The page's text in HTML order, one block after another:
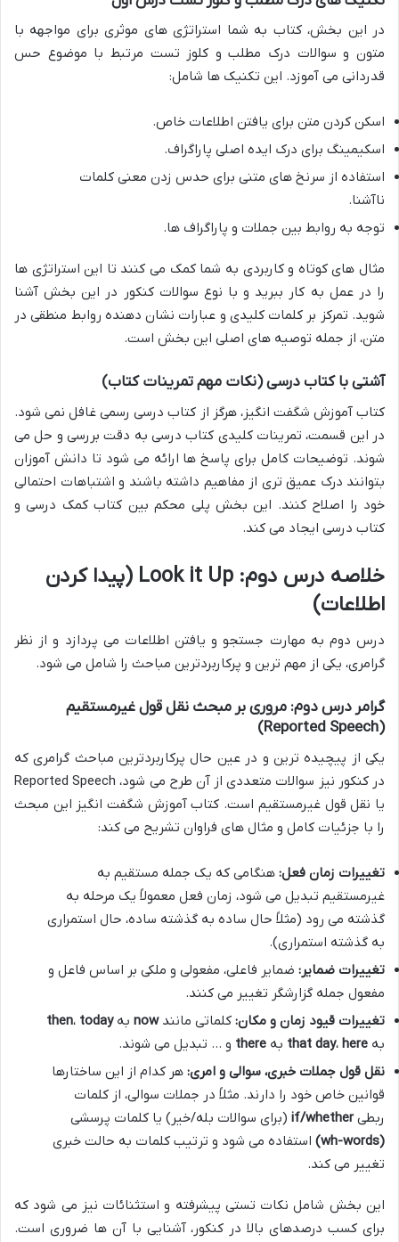
در این بخش، کتاب به شما استراتژی های موثری برای مواجهه با
متون و سوالات درک مطلب و کلوز تست مرتبط با موضوع حس
قدردانی می آموزد. این تکنیک ها شامل:
اسکن کردن متن برای یافتن اطلاعات خاص.
اسکیمینگ برای درک ایده اصلی پاراگراف.
استفاده از سرنخ های متنی برای حدس زدن معنی کلمات
ناآشنا.
توجه به روابط بین جملات و پاراگراف ها.
مثال های کوتاه و کاربردی به شما کمک می کنند تا این استراتژی ها
را در عمل به کار ببرید و با نوع سوالات کنکور در این بخش آشنا
شوید. تمرکز بر کلمات کلیدی و عبارات نشان دهنده روابط منطقی در
متن، از جمله توصیه های اصلی این بخش است.
آشتی با کتاب درسی (نکات مهم تمرینات کتاب)
کتاب آموزش شگفت انگیز، هرگز از کتاب درسی رسمی غافل نمی شود.
در این قسمت، تمرینات کلیدی کتاب درسی به دقت بررسی و حل می
شوند. توضیحات کامل برای پاسخ ها ارائه می شود تا دانش آموزان
بتوانند درک عمیق تری از مفاهیم داشته باشند و اشتباهات احتمالی
خود را اصلاح کنند. این بخش پلی محکم بین کتاب کمک درسی و
کتاب درسی ایجاد می کند.
خلاصه درس دوم: Look it Up (پیدا کردن
اطلاعات)
درس دوم به مهارت جستجو و یافتن اطلاعات می پردازد و از نظر
گرامری، یکی از مهم ترین و پرکاربردترین مباحث را شامل می شود.
گرامر درس دوم: مروری بر مبحث نقل قول غیرمستقیم
(Reported Speech)
یکی از پیچیده ترین و در عین حال پرکاربردترین مباحث گرامری که
در کنکور نیز سوالات متعددی از آن طرح می شود، Reported Speech
یا نقل قول غیرمستقیم است. کتاب آموزش شگفت انگیز این مبحث
را با جزئیات کامل و مثال های فراوان تشریح می کند:
تغییرات زمان فعل: هنگامی که یک جمله مستقیم به
غیرمستقیم تبدیل می شود، زمان فعل معمولاً یک مرحله به
گذشته می رود (مثلاً حال ساده به گذشته ساده، حال استمراری
به گذشته استمراری).
تغییرات ضمایر: ضمایر فاعلی، مفعولی و ملکی بر اساس فاعل و
مفعول جمله گزارشگر تغییر می کنند.
تغییرات قیود زمان و مکان: کلماتی مانندnow به then، today
به
that day، here به there و … تبدیل می شوند.
نقل قول جملات خبری، سوالی و امری: هر کدام از این ساختارها
قوانین خاص خود را دارند. مثلاً در جملات سوالی، از کلمات
ربطیif/whether (برای سوالات بله/خیر) یا کلمات پرسشی
(wh-words)
استفاده می شود و ترتیب کلمات به حالت خبری
تغییر می کند.
این بخش شامل نکات تستی پیشرفته و استثنائات نیز می شود که
برای کسب درصدهای بالا در کنکور، آشنایی با آن ها ضروری است.